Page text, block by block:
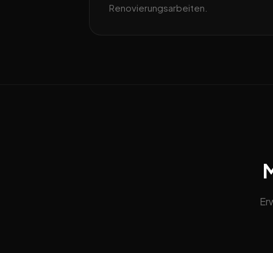
Renovierungsarbeiten.